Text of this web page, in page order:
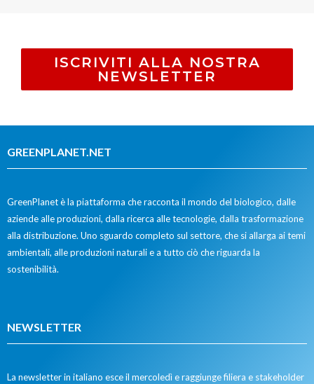
ISCRIVITI ALLA NOSTRA
NEWSLETTER
GREENPLANET.NET
GreenPlanet è la piattaforma che racconta il mondo del biologico, dalle
aziende alle produzioni, dalla ricerca alle tecnologie, dalla trasformazione
alla distribuzione. Uno sguardo completo sul settore, che si allarga ai temi
ambientali, alle produzioni naturali e a tutto ciò che riguarda la
sostenibilità.
NEWSLETTER
La newsletter in italiano esce il mercoledì e raggiunge filiera e stakeholder